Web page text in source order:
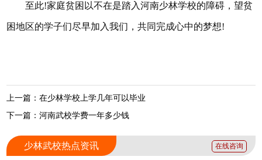
至此!家庭贫困以不在是踏入河南少林学校的障碍，望贫
困地区的学子们尽早加入我们，共同完成心中的梦想!
上一篇：在少林学校上学几年可以毕业
下一篇：河南武校学费一年多少钱
少林武校热点资讯 在线咨询